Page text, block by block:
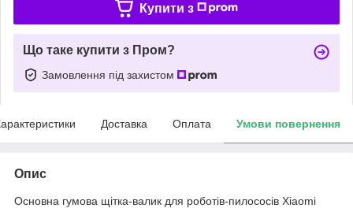
Купити з
Що таке купити з Пром?
Замовлення під захистом
Доставка Оплата Умови повернення
Опис
Основна гумова щітка-валик для роботів-пилососів Xiaomi